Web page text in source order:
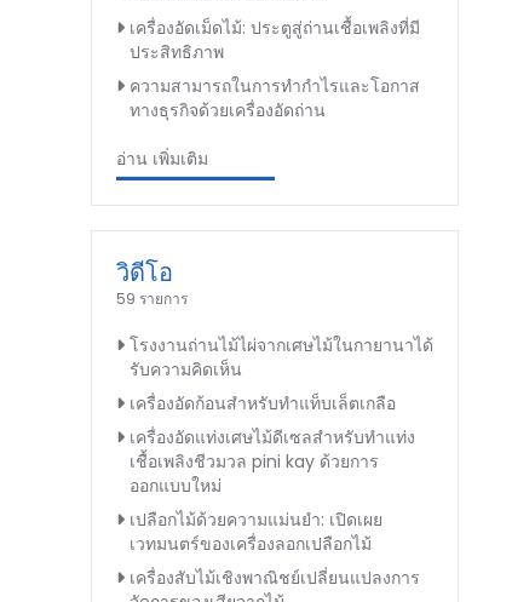
เครื่องอัดเม็ดไม้: ประตูสู่ถ่านเชื้อเพลิงที่มี
ประสิทธิภาพ
ความสามารถในการทำกำไรและโอกาส
ทางธุรกิจด้วยเครื่องอัดถ่าน
อ่าน เพิ่มเติม
วิดีโอ
59 รายการ
โรงงานถ่านไม้ไผ่จากเศษไม้ในกายานาได้
รับความคิดเห็น
เครื่องอัดก้อนสำหรับทำแท็บเล็ตเกลือ
เครื่องอัดแท่งเศษไม้ดีเซลสำหรับทำแท่ง
เชื้อเพลิงชีวมวล pini kay ด้วยการ
ออกแบบใหม่
เปลือกไม้ด้วยความแม่นยำ: เปิดเผย
เวทมนตร์ของเครื่องลอกเปลือกไม้
เครื่องสับไม้เชิงพาณิชย์เปลี่ยนแปลงการ